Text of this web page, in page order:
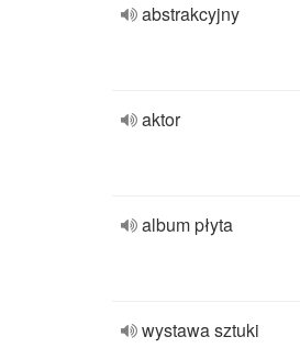
abstrakcyjny
aktor
album płyta
wystawa sztuki